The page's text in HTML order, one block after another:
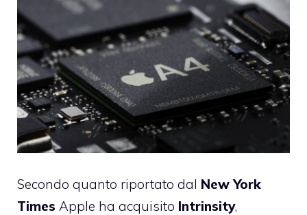
Secondo quanto riportato dal New York
Times Apple ha acquisito Intrinsity,